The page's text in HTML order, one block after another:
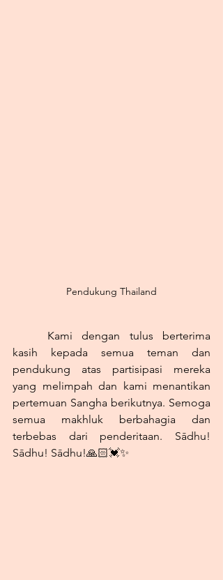
Pendukung Thailand
kasih kepada semua teman dan
pendukung atas partisipasi mereka
yang melimpah dan kami menantikan
pertemuan Sangha berikutnya. Semoga
semua makhluk berbahagia dan
terbebas dari penderitaan. Sādhu!
Sādhu! Sādhu!🙏🏻💓✨